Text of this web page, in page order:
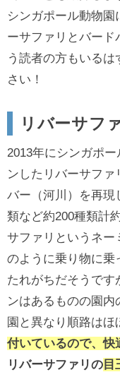
シンガポール動物
ーサファリとバード
う読者の方もいる
さい！
リバーサフ
2013年にシンガポ
ンしたリバーサファ
バー（河川）を再現
類など約200種類計
サファリというネー
のように乗り物に乗
たれがちだそうです
ンはあるものの園
園と異なり順路はほ
付いているので、快
リバーサファリの 目